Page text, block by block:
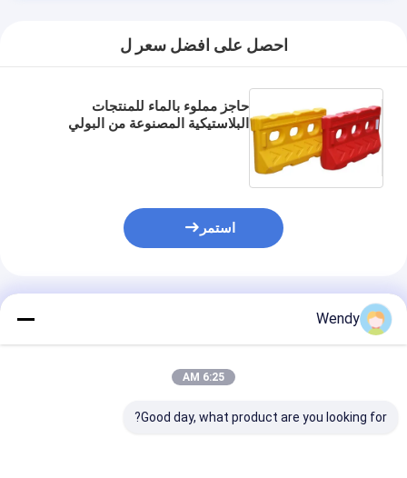
احصل على افضل سعر ل
حاجز مملوء بالماء للمنتجات
البلاستيكية المصنوعة من البولي
استمر
المنتجات الموصى بها
Wendy
6:25 AM
Good day, what product are you looking for?